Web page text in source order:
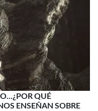
QUÉ
ENSEÑAN SOBRE